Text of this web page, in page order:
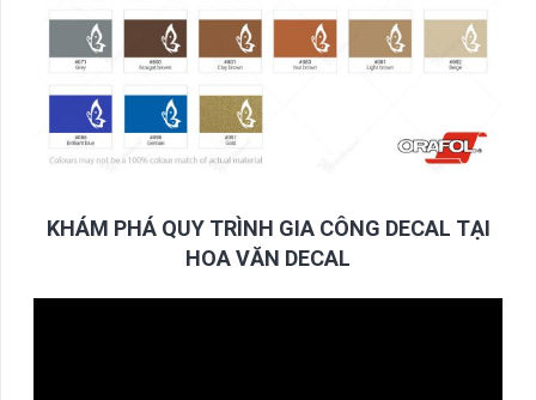
KHÁM PHÁ QUY TRÌNH GIA CÔNG DECAL TẠI
HOA VĂN DECAL